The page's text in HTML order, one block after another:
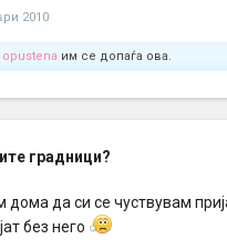
2010
opustena им се допаѓа ова.
градници?
дома да си се чуствувам
без него